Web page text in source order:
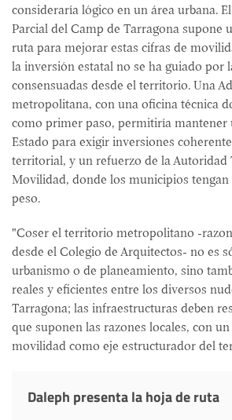
consideraría lógico en un área urbana.
Parcial del Camp de Tarragona supone
ruta para mejorar estas cifras de
la inversión estatal no se ha guiado por
consensuadas desde el territorio. Una
metropolitana, con una oficina técnica
como primer paso, permitiría mantener
Estado para exigir inversiones
territorial, y un refuerzo de la Autoridad
Movilidad, donde los municipios tengan
peso.
"Coser el territorio metropolitano -
desde el Colegio de Arquitectos- no es
urbanismo o de planeamiento, sino
reales y eficientes entre los diversos
Tarragona; las infraestructuras deben
que suponen las razones locales, con
movilidad como eje estructurador del
Daleph presenta la hoja de ruta